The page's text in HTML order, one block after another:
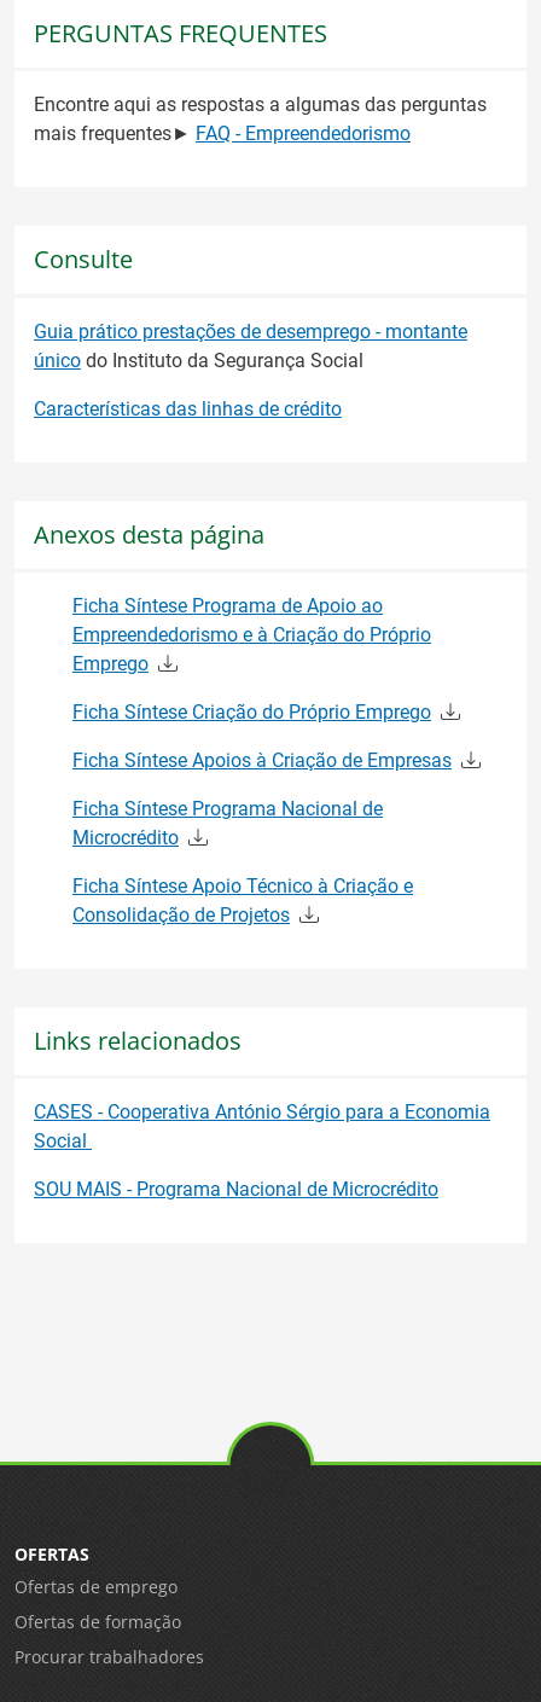
PERGUNTAS FREQUENTES
Encontre aqui as respostas a algumas das perguntas
mais frequentes► FAQ - Empreendedorismo
Consulte
Guia prático prestações de desemprego - montante
único do Instituto da Segurança Social
Características das linhas de crédito
Anexos desta página
Ficha Síntese Programa de Apoio ao
Empreendedorismo e à Criação do Próprio
Emprego
Ficha Síntese Criação do Próprio Emprego
Ficha Síntese Apoios à Criação de Empresas
Ficha Síntese Programa Nacional de
Microcrédito
Ficha Síntese Apoio Técnico à Criação e
Consolidação de Projetos
Links relacionados
CASES - Cooperativa António Sérgio para a Economia
Social
SOU MAIS - Programa Nacional de Microcrédito
OFERTAS
Ofertas de emprego
Ofertas de formação
Procurar trabalhadores